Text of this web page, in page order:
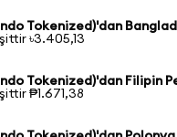
Tokenized)'dan
৳3.405,13
Tokenized)'dan Filipin
₱1.671,38